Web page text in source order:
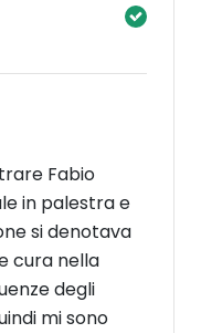
Fabio
in palestra e
si denotava
cura nella
degli
mi sono